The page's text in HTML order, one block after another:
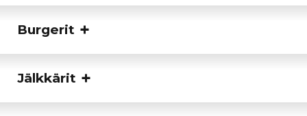
Burgerit
Jälkkärit